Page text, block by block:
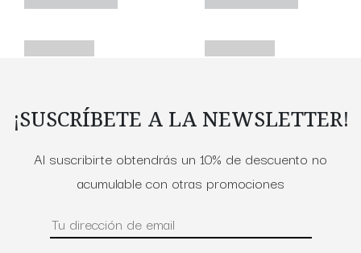
¡SUSCRÍBETE A LA NEWSLETTER!
Al suscribirte obtendrás un 10% de descuento no
acumulable con otras promociones